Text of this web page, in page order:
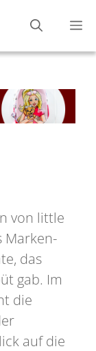
von little
Marken-
das
gab. Im
die
auf die